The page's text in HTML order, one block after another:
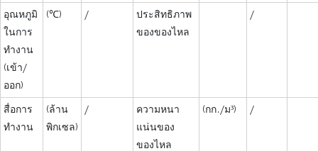
อุณหภูมิ
ในการ
ทำงาน
(เข้า/
ออก)
(℃) /
ประสิทธิภาพ
ของของไหล
/
สื่อการ
ทำงาน
(ล้าน
พิกเซล)
/
ความหนา
แน่นของ
ของไหล
(กก./ม³) /